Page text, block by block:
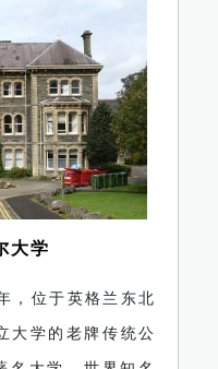
大学
，位于英格兰东北
大学的老牌传统公